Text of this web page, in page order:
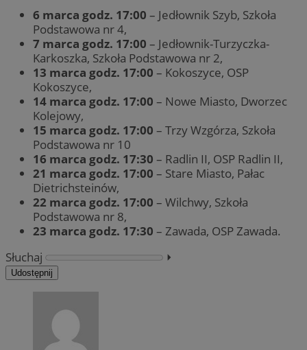
6 marca godz. 17:00 – Jedłownik Szyb, Szkoła
Podstawowa nr 4,
7 marca godz. 17:00 – Jedłownik-Turzyczka-
Karkoszka, Szkoła Podstawowa nr 2,
13 marca godz. 17:00 – Kokoszyce, OSP
Kokoszyce,
14 marca godz. 17:00 – Nowe Miasto, Dworzec
Kolejowy,
15 marca godz. 17:00 – Trzy Wzgórza, Szkoła
Podstawowa nr 10
16 marca godz. 17:30 – Radlin II, OSP Radlin II,
21 marca godz. 17:00 – Stare Miasto, Pałac
Dietrichsteinów,
22 marca godz. 17:00 – Wilchwy, Szkoła
Podstawowa nr 8,
23 marca godz. 17:30 – Zawada, OSP Zawada.
Słuchaj
⏵︎
Udostępnij